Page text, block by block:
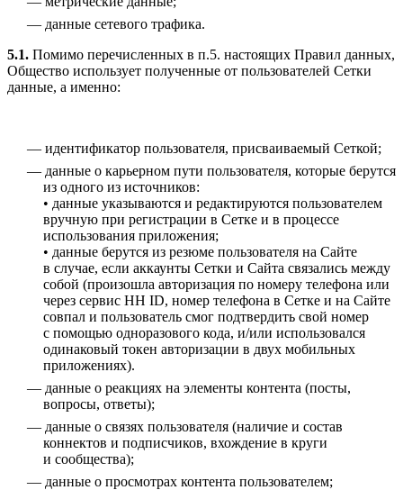
данные сетевого трафика.
5.1. Помимо перечисленных в п.5. настоящих Правил данных,
Общество использует полученные от пользователей Сетки
данные, а именно:
идентификатор пользователя, присваиваемый Сеткой;
данные о карьерном пути пользователя, которые берутся
из одного из источников:
• данные указываются и редактируются пользователем
вручную при регистрации в Сетке и в процессе
использования приложения;
• данные берутся из резюме пользователя на Сайте
в случае, если аккаунты Сетки и Сайта связались между
собой (произошла авторизация по номеру телефона или
через сервис HH ID, номер телефона в Сетке и на Сайте
совпал и пользователь смог подтвердить свой номер
с помощью одноразового кода, и/или использовался
одинаковый токен авторизации в двух мобильных
приложениях).
данные о реакциях на элементы контента (посты,
вопросы, ответы);
данные о связях пользователя (наличие и состав
коннектов и подписчиков, вхождение в круги
и сообщества);
данные о просмотрах контента пользователем;